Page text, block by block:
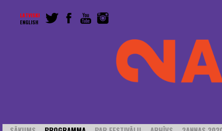
LATVISKI
ENGLISH